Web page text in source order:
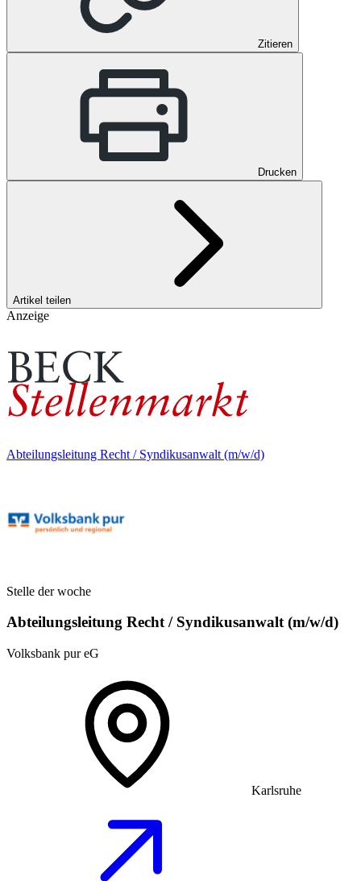
Zitieren
Drucken
Artikel teilen
Anzeige
Abteilungsleitung Recht / Syndikusanwalt (m/w/d)
Stelle der woche
Abteilungsleitung Recht / Syndikusanwalt (m/w/d)
Volksbank pur eG
Karlsruhe